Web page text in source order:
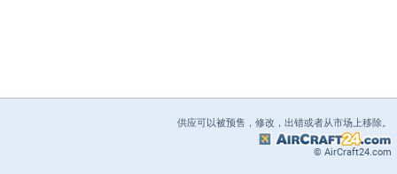
供应可以被预售，修改，出错或者从市场上移除。
© AirCraft24.com